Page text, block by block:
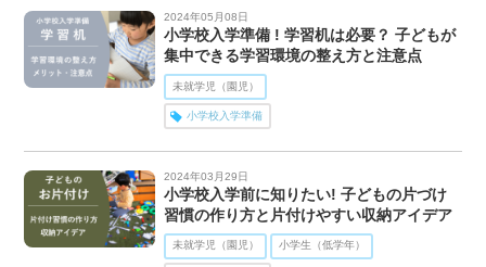
2024年05月08日
小学校入学準備 ! 学習机は必要？ 子どもが
集中できる学習環境の整え方と注意点
未就学児（園児）
小学校入学準備
2024年03月29日
小学校入学前に知りたい! 子どもの片づけ
習慣の作り方と片付けやすい収納アイデア
未就学児（園児） 小学生（低学年）